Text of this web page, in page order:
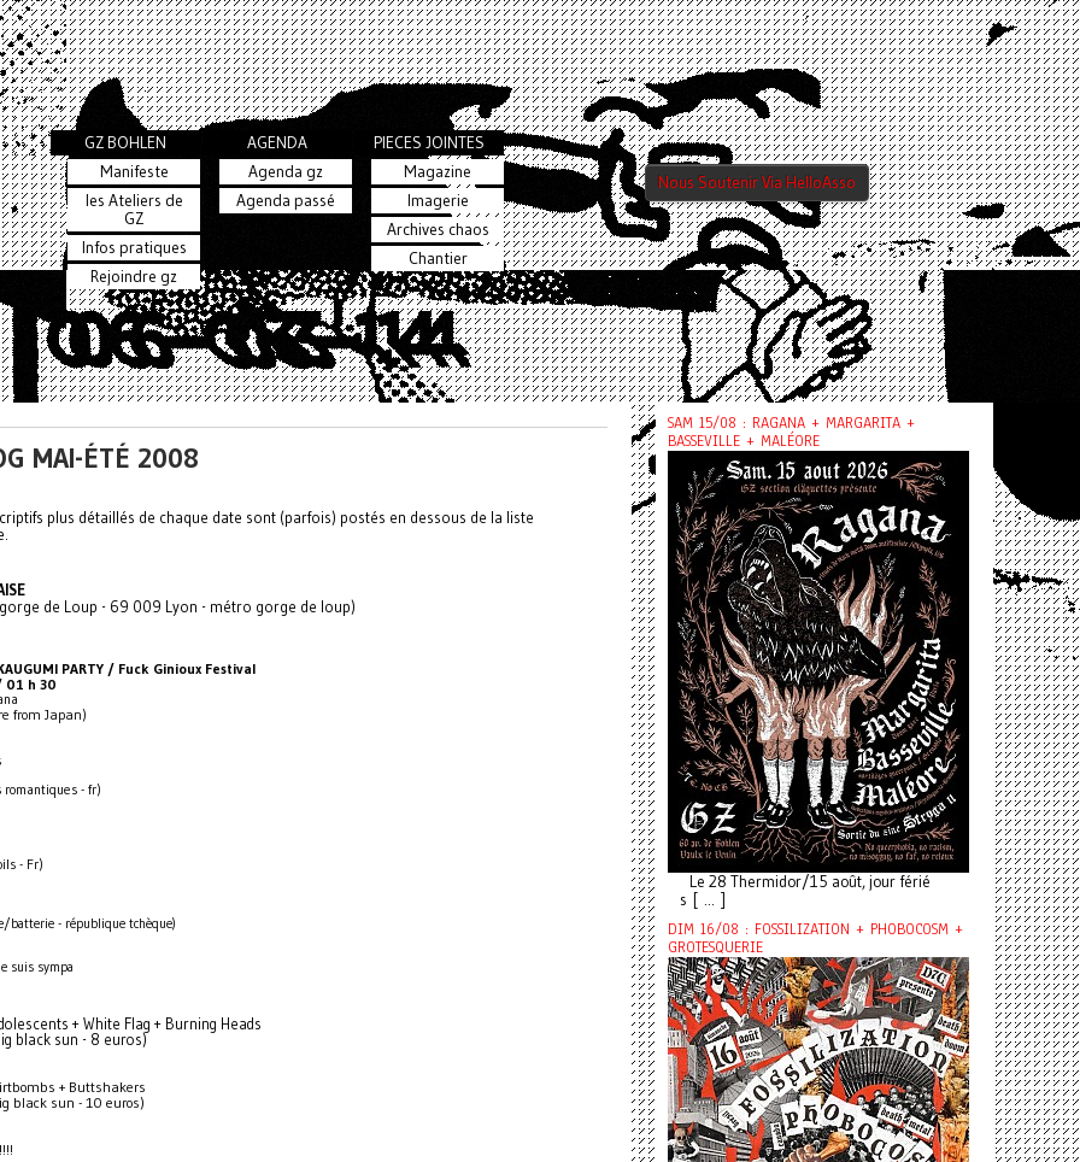
GZ BOHLEN
Manifeste
les Ateliers de
GZ
Infos pratiques
Rejoindre gz
AGENDA
Agenda gz
Agenda passé
PIECES JOINTES
Magazine
Imagerie
Archives chaos
Chantier
Nous Soutenir Via HelloAsso
MAI-ÉTÉ 2008
plus détaillés de chaque date sont (parfois) postés en dessous de la liste
de Loup - 69 009 Lyon - métro gorge de loup)
PARTY / Fuck Ginioux Festival
01 h 30
from Japan)
romantiques - fr)
- Fr)
batterie - république tchèque)
suis sympa
+ White Flag + Burning Heads
black sun - 8 euros)
+ Buttshakers
black sun - 10 euros)
SAM 15/08 : RAGANA + MARGARITA +
BASSEVILLE + MALÉORE
Le 28 Thermidor/15 août, jour férié
s [ ... ]
DIM 16/08 : FOSSILIZATION + PHOBOCOSM +
GROTESQUERIE